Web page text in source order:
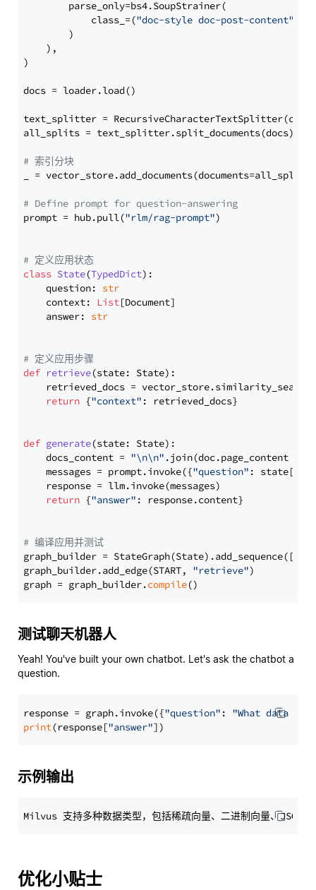
        parse_only=bs4.SoupStrainer(
            class_=(
"doc-style doc-post-content"
        )
    ),
)
docs = loader.load()
text_splitter =
all_splits = text_splitter.split_documents(docs)
# 索引分块
_ = vector_store.add_documents(documents=all_splits)
# Define prompt for question-answering
prompt = hub.pull("rlm/rag-prompt")
# 定义应用状态
class State(TypedDict):
    question:
str
    context:
List[Document]
    answer:
str
# 定义应用步骤
def retrieve(state: State):
retrieved_docs =
return {"context" : retrieved_docs}
def generate(state: State):
    docs_content =
"\n\n" .join(doc.page_content
    messages = prompt.invoke({
"question" : state[
    response = llm.invoke(messages)
return {"answer" : response.content}
# 编译应用并测试
graph_builder =
graph_builder.add_edge(START, "retrieve")
graph = graph_builder.compile
测试聊天机器人
Yeah! You've built your own chatbot. Let's ask the chatbot a
question.
response = graph.invoke({"question" : "What data
print(response["answer"
示例输出
优化小贴士